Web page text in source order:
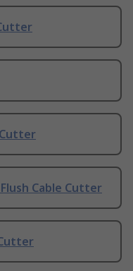
Cutter
Flush Cable Cutter